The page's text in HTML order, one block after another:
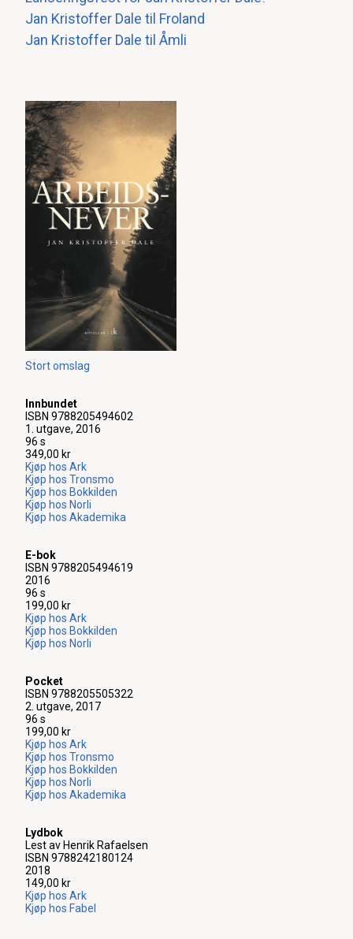
Jan Kristoffer Dale til Froland
Jan Kristoffer Dale til Åmli
Stort omslag
Innbundet
ISBN 9788205494602
1. utgave, 2016
96 s
349,00 kr
Kjøp hos Ark
Kjøp hos Tronsmo
Kjøp hos Bokkilden
Kjøp hos Norli
Kjøp hos Akademika
E-bok
ISBN 9788205494619
2016
96 s
199,00 kr
Kjøp hos Ark
Kjøp hos Bokkilden
Kjøp hos Norli
Pocket
ISBN 9788205505322
2. utgave, 2017
96 s
199,00 kr
Kjøp hos Ark
Kjøp hos Tronsmo
Kjøp hos Bokkilden
Kjøp hos Norli
Kjøp hos Akademika
Lydbok
Lest av Henrik Rafaelsen
ISBN 9788242180124
2018
149,00 kr
Kjøp hos Ark
Kjøp hos Fabel